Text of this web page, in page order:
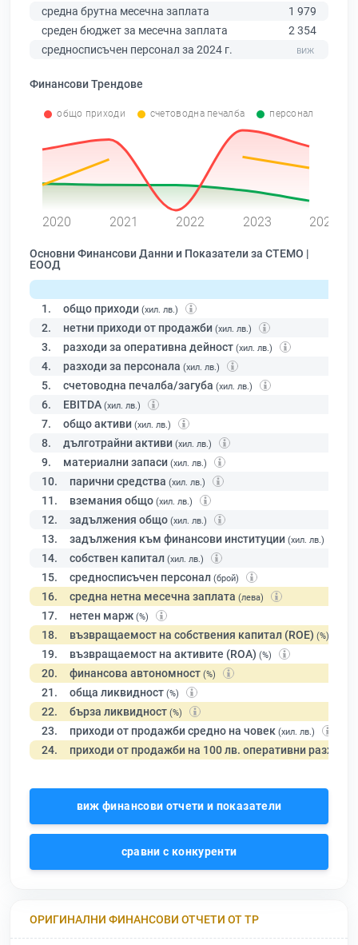
средна брутна месечна заплата
1 979
среден бюджет за месечна заплата
2 354
средносписъчен персонал за 2024 г.
Финансови Трендове
общо приходи счетоводна печалба персонал
2020 2021 2022 2023 2024
Основни Финансови Данни и Показатели за СТЕМО |
ЕООД
1. общо приходи (хил. лв.)
2. нетни приходи от продажби (хил. лв.)
3. разходи за оперативна дейност (хил. лв.)
4. разходи за персонала (хил. лв.)
5. счетоводна печалба/загуба (хил. лв.)
6. EBITDA (хил. лв.)
7. общо активи (хил. лв.)
8. дълготрайни активи (хил. лв.)
9. материални запаси (хил. лв.)
10. парични средства (хил. лв.)
11. вземания общо (хил. лв.)
12. задължения общо (хил. лв.)
13. задължения към финансови институции (хил. лв.)
14. собствен капитал (хил. лв.)
15. средносписъчен персонал (брой)
16. средна нетна месечна заплата (лева)
17. нетен марж (%)
18. възвращаемост на собствения капитал (ROE) (%)
19. възвращаемост на активите (ROA) (%)
20. финансова автономност (%)
21. обща ликвидност (%)
22. бърза ликвидност (%)
23. приходи от продажби средно на човек (хил. лв.)
24. приходи от продажби на 100 лв. оперативни разходи
виж финансови отчети и показатели
сравни с конкуренти
ОРИГИНАЛНИ ФИНАНСОВИ ОТЧЕТИ ОТ ТР